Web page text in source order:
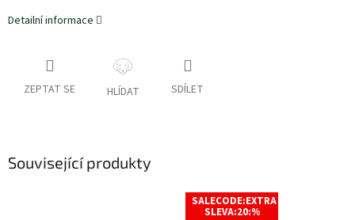
Detailní informace
ZEPTAT SE HLÍDAT SDÍLET
Související produkty
SALECODE:EXTRA
SLEVA:20:%